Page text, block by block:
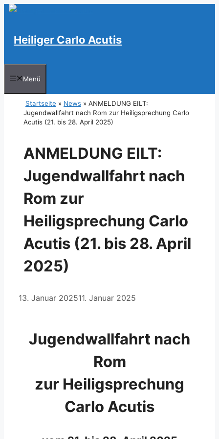
Zum
springen
Heiliger Carlo Acutis
Menü
Startseite » News » ANMELDUNG EILT:
Jugendwallfahrt nach Rom zur Heiligsprechung Carlo
Acutis (21. bis 28. April 2025)
ANMELDUNG EILT:
Jugendwallfahrt nach
Rom zur
Heiligsprechung Carlo
Acutis (21. bis 28. April
2025)
13. Januar 202511. Januar 2025
Jugendwallfahrt nach
Rom
zur Heiligsprechung
Carlo Acutis